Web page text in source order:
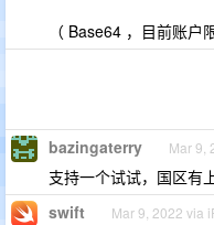
（ Base64 ，目前账户
bazingaterry Mar 9,
支持一个试试，国区有
swift Mar 9, 2022 via